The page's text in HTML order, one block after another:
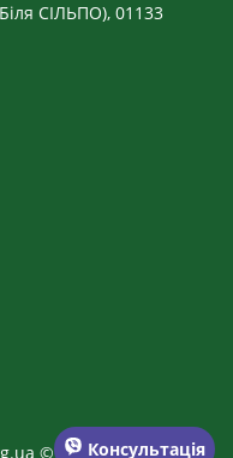
Консультація
СІЛЬПО), 01133
© 1999 - 2026